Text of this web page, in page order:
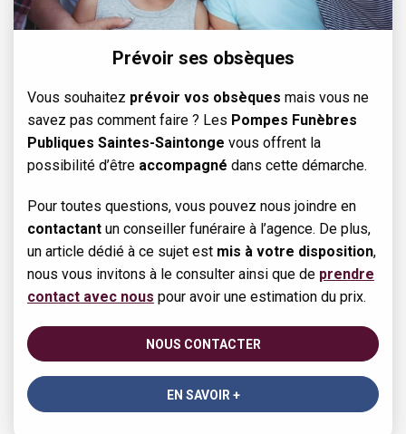
Prévoir ses obsèques
Vous souhaitez prévoir vos obsèques mais vous ne
savez pas comment faire ? Les Pompes Funèbres
Publiques Saintes-Saintonge vous offrent la
possibilité d’être accompagné dans cette démarche.
Pour toutes questions, vous pouvez nous joindre en
contactant un conseiller funéraire à l’agence. De plus,
un article dédié à ce sujet est mis à votre disposition,
nous vous invitons à le consulter ainsi que de prendre
contact avec nous pour avoir une estimation du prix.
NOUS CONTACTER
EN SAVOIR +